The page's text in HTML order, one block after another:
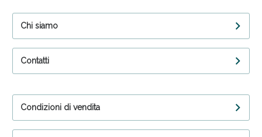
Chi siamo
Contatti
Condizioni di vendita